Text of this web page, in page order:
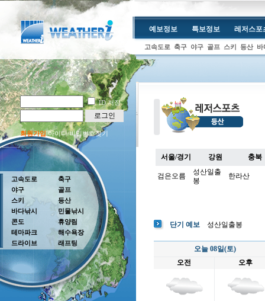
ID 저장
로그인
회원가입아이디/비밀번호찾기
예보정보 특보정보 레저스포
고속도로 축구 야구 골프 스키 등산 바
고속도로
야구
스키
바다낚시
콘도
테마파크
드라이브
축구
골프
등산
민물낚시
휴양림
해수욕장
래프팅
서울/경기 강원 충북
검은오름
성산일출
봉
한라산
단기 예보 성산일출봉
오늘 08일(토)
오전
오후